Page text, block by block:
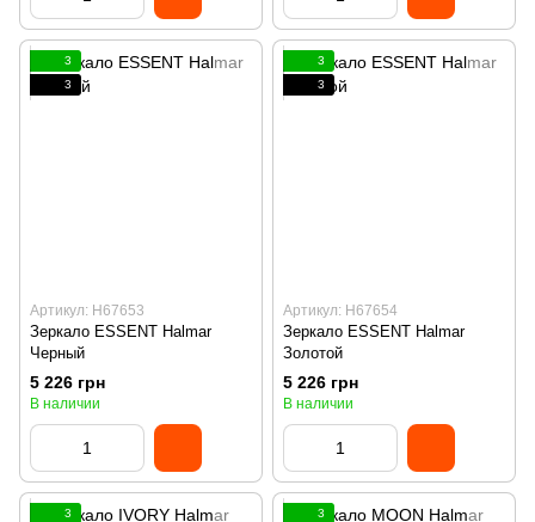
3
3
Артикул: H67653
Зеркало ESSENT Halmar
Черный
5 226 грн
В наличии
3
3
Артикул: H67654
Зеркало ESSENT Halmar
Золотой
5 226 грн
В наличии
3
3